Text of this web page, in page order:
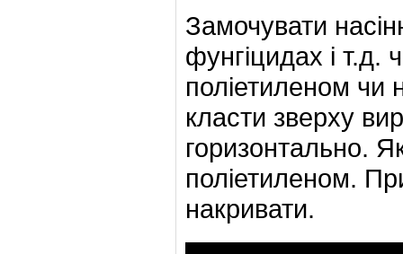
Замочувати
фунгіцидах і т.д.
поліетиленом чи
класти зверху
горизонтально.
поліетиленом.
накривати.